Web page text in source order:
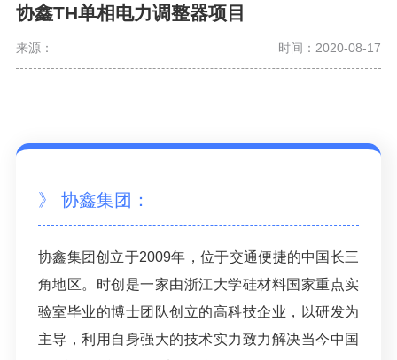
协鑫TH单相电力调整器项目
来源： 时间：2020-08-17
》 协鑫集团：
协鑫集团创立于2009年，位于交通便捷的中国长三
角地区。时创是一家由浙江大学硅材料国家重点实
验室毕业的博士团队创立的高科技企业，以研发为
主导，利用自身强大的技术实力致力解决当今中国